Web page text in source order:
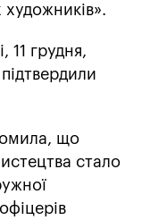
11 грудня,
що
стало